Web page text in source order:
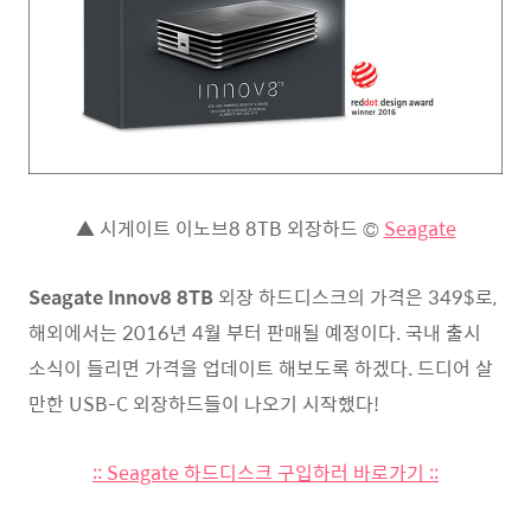
▲ 시게이트 이노브8 8TB 외장하드 © Seagate
Seagate Innov8 8TB 외장 하드디스크의 가격은 349$로,
해외에서는 2016년 4월 부터 판매될 예정이다. 국내 출시
소식이 들리면 가격을 업데이트 해보도록 하겠다. 드디어 살
만한 USB-C 외장하드들이 나오기 시작했다!
:: Seagate 하드디스크 구입하러 바로가기 ::